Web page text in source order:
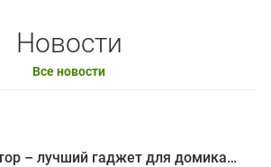
Новости
Все новости
Почему проектор – лучший гаджет для домика в глэмпинге